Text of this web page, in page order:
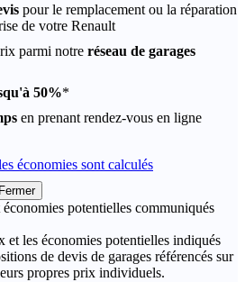
pour le remplacement ou la réparation
de votre Renault
parmi notre réseau de garages
50%*
en prenant rendez-vous en ligne
économies sont calculés
Fermer
potentielles communiqués
les économies potentielles indiqués
de devis de garages référencés sur
propres prix individuels.